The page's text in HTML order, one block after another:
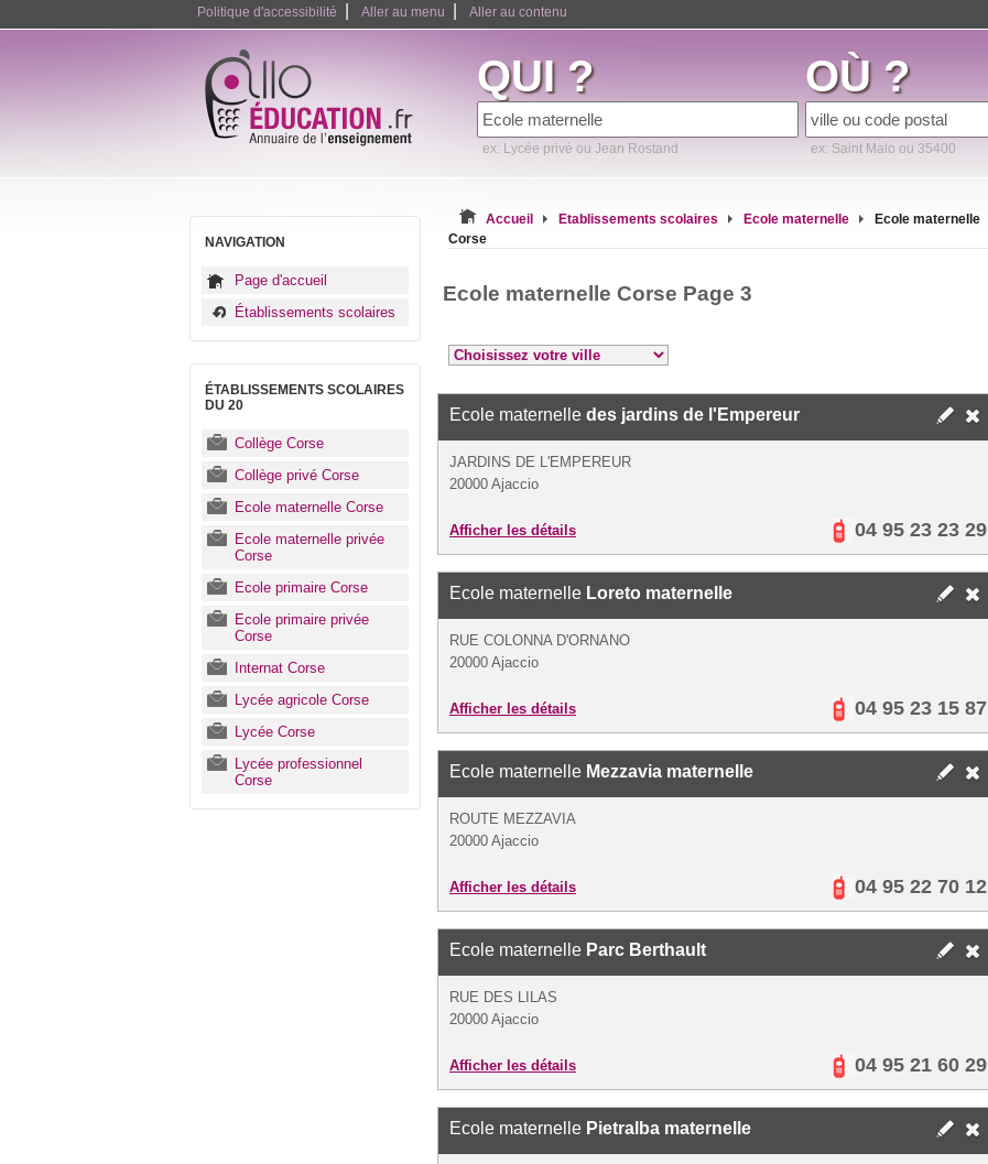
Politique d'accessibilité Aller au menu Aller au contenu
QUI ?
ex: Lycée privé ou Jean Rostand
OÙ ?
ex: Saint Malo ou 35400
NAVIGATION
Page d'accueil
Établissements scolaires
ÉTABLISSEMENTS SCOLAIRES
DU 20
Collège Corse
Collège privé Corse
Ecole maternelle Corse
Ecole maternelle privée
Corse
Ecole primaire Corse
Ecole primaire privée
Corse
Internat Corse
Lycée agricole Corse
Lycée Corse
Lycée professionnel
Corse
Accueil Etablissements scolaires Ecole maternelle
Ecole maternelle
Corse
Ecole maternelle Corse Page 3
Ecole maternelle des jardins de l'Empereur
JARDINS DE L'EMPEREUR
20000 Ajaccio
Afficher les détails 04 95 23 23 29
Ecole maternelle Loreto maternelle
RUE COLONNA D'ORNANO
20000 Ajaccio
Afficher les détails 04 95 23 15 87
Ecole maternelle Mezzavia maternelle
ROUTE MEZZAVIA
20000 Ajaccio
Afficher les détails 04 95 22 70 12
Ecole maternelle Parc Berthault
RUE DES LILAS
20000 Ajaccio
Afficher les détails 04 95 21 60 29
Ecole maternelle Pietralba maternelle